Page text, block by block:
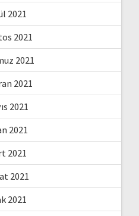
2021
2021
2021
2021
2021
2021
2021
2021
2021